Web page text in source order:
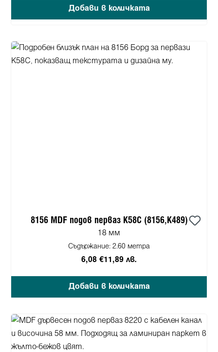
Добави в количката
8156 MDF подов перваз K58C (8156,K489)
18 мм
Съдържание: 2.60 метра
6,08 €11,89 лв.
Добави в количката